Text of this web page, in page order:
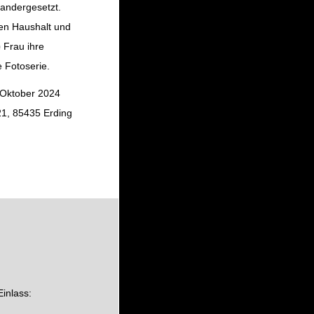
Haushalt und
Frau ihre
Fotoserie.
Oktober 2024
85435 Erding